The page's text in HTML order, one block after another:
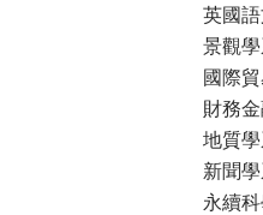
英國
景觀
國際
財務
地質
新聞
永續